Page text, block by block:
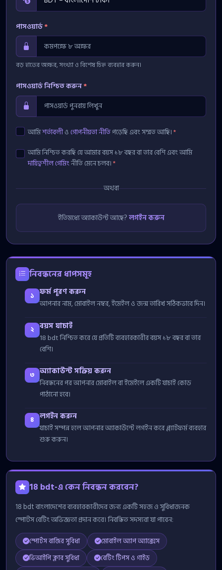
পাসওয়ার্ড*
বড় হাতের অক্ষর, সংখ্যা ও বিশেষ চিহ্ন ব্যবহার করুন।
পাসওয়ার্ড নিশ্চিত করুন*
আমিশর্তাবলীও গোপনীয়তা নীতিপড়েছি এবং সম্মত আছি।*
আমি নিশ্চিত করছি যে আমার বয়স ১৮ বছর বা তার বেশি এবং আমি
দায়িত্বশীল গেমিংনীতি মেনে চলব।*
অথবা
ইতিমধ্যে অ্যাকাউন্ট আছে?লগইন করুন
নিবন্ধনের ধাপসমূহ
১ ফর্ম পূরণ করুন
আপনার নাম, মোবাইল নম্বর, ইমেইল ও জন্ম তারিখ সঠিকভাবে দিন।
২ বয়স যাচাই
18 bdt নিশ্চিত করে যে প্রতিটি ব্যবহারকারীর বয়স ১৮ বছর বা তার
বেশি।
৩ অ্যাকাউন্ট সক্রিয় করুন
নিবন্ধনের পর আপনার মোবাইল বা ইমেইলে একটি যাচাই কোড
পাঠানো হবে।
৪ লগইন করুন
যাচাই সম্পন্ন হলে আপনার অ্যাকাউন্টে লগইন করে প্ল্যাটফর্ম ব্যবহার
শুরু করুন।
18 bdt-এ কেন নিবন্ধন করবেন?
18 bdt বাংলাদেশের ব্যবহারকারীদের জন্য একটি সহজ ও সুবিধাজনক
স্পোর্টস বেটিং অভিজ্ঞতা প্রদান করে। নিবন্ধিত সদস্যরা যা পাবেন:
স্পোর্টস বাজির সুবিধা
মোবাইল অ্যাপ অ্যাক্সেস
ভিআইপি ক্লাব সুবিধা
বেটিং টিপস ও গাইড